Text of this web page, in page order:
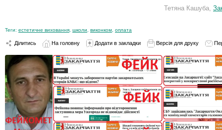
Тетяна Кашуба,
Теги: естетичне виховання школи виконком оплата
Ділитись На головну Додати в закладки Версія для друку